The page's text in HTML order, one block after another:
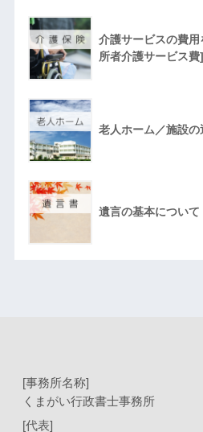
介護サービスの費
所者介護サービス
老人ホーム／施設
遺言の基本について
[事務所名称]
くまがい行政書士事務所
[代表]